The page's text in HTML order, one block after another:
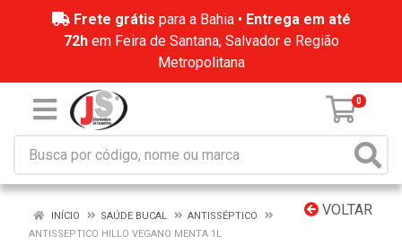
Frete grátis para a Bahia • Entrega em até
72hem Feira de Santana, Salvador e Região
Metropolitana
0
VOLTAR
INÍCIO SAÚDE BUCAL
ANTISSÉPTICO
ANTISSEPTICO HILLO VEGANO MENTA 1L